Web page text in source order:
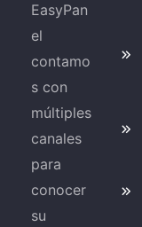
EasyPan
el
contamo
s con
múltiples
canales
para
conocer
su